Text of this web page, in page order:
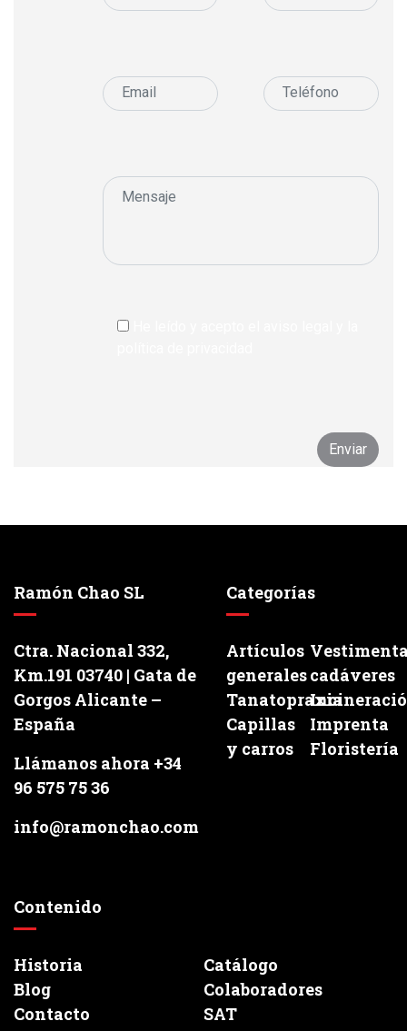
Ramón Chao SL
Ctra. Nacional 332,
Km.191 03740 | Gata de
Gorgos Alicante –
España
Llámanos ahora +34
96 575 75 36
info@ramonchao.com
Categorías
Artículos
generalescadáveres
Tanatopraxia
Capillas
y carros
Imprenta
Floristería
Contenido
Historia
Catálogo
Blog
Colaboradores
Contacto
SAT